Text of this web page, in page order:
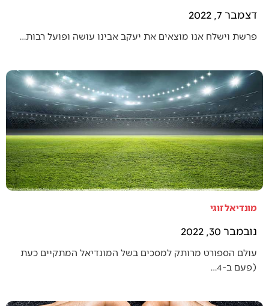
דצמבר 7, 2022
פרשת וישלח אנו מוצאים את יעקב אבינו עושה ופועל רבות…
מונדיאל זוגי
נובמבר 30, 2022
עולם הספורט מרותק למסכים בשל המונדיאל המתקיים כעת
(פעם ב-4…